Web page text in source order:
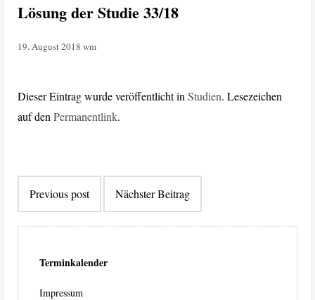
Lösung der Studie 33/18
19. August 2018 wm
Dieser Eintrag wurde veröffentlicht inStudien. Lesezeichen
auf denPermanentlink.
Previous post Nächster Beitrag
Terminkalender
Impressum